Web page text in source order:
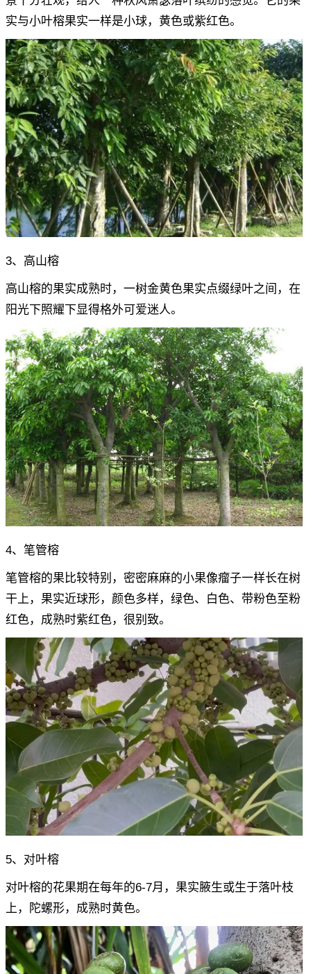
实与小叶榕果实一样是小球，黄色或紫红色。
3、高山榕
高山榕的果实成熟时，一树金黄色果实点缀绿叶之间，在
阳光下照耀下显得格外可爱迷人。
4、笔管榕
笔管榕的果比较特别，密密麻麻的小果像瘤子一样长在树
干上，果实近球形，颜色多样，绿色、白色、带粉色至粉
红色，成熟时紫红色，很别致。
5、对叶榕
对叶榕的花果期在每年的6-7月，果实腋生或生于落叶枝
上，陀螺形，成熟时黄色。